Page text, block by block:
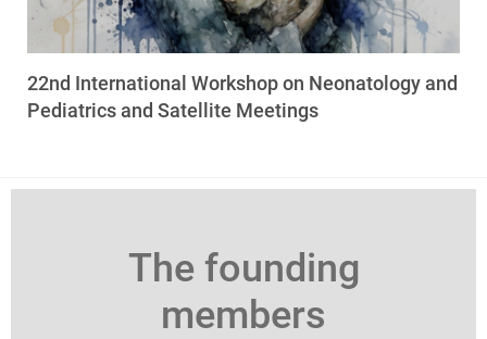
22nd International Workshop on Neonatology and
Pediatrics and Satellite Meetings
The founding
members